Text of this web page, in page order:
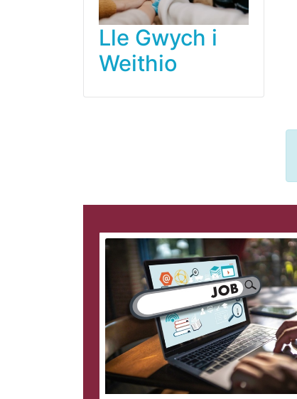
Lle Gwych i
Weithio